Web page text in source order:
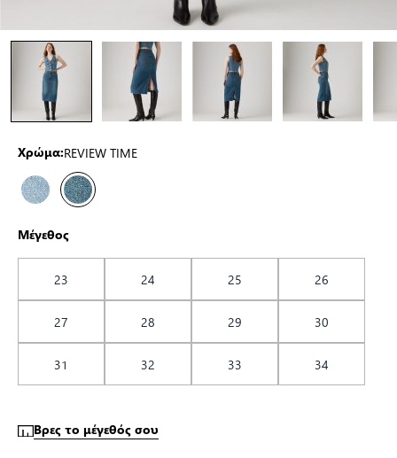
Χρώμα:REVIEW TIME
Μέγεθος
23 24 25
26
27
28 29
30
31
32 33 34
Βρες το μέγεθός σου